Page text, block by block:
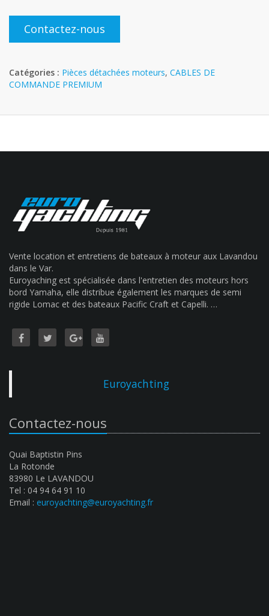
Contactez-nous
Catégories : Pièces détachées moteurs, CABLES DE
COMMANDE PREMIUM
Vente location et entretiens de bateaux à moteur aux Lavandou
dans le Var.
Euroyaching est spécialisée dans l'entretien des moteurs hors
bord Yamaha, elle distribue également les marques de semi
rigide Lomac et des bateaux Pacific Craft et Capelli. …
Euroyachting
Contactez-nous
Quai Baptistin Pins
La Rotonde
83980 Le LAVANDOU
Tel : 04 94 64 91 10
Email : euroyachting@euroyachting.fr